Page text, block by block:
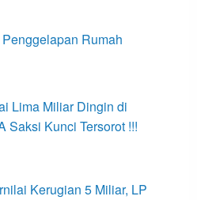
Rumah
Lima Miliar Dingin di
Saksi Kunci Tersorot !!!
Kerugian 5 Miliar, LP